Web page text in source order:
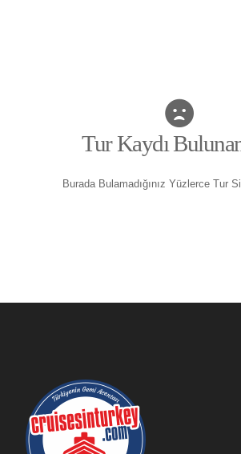
Tur Kaydı
Burada Bulamadığınız Yüzlerce Tur